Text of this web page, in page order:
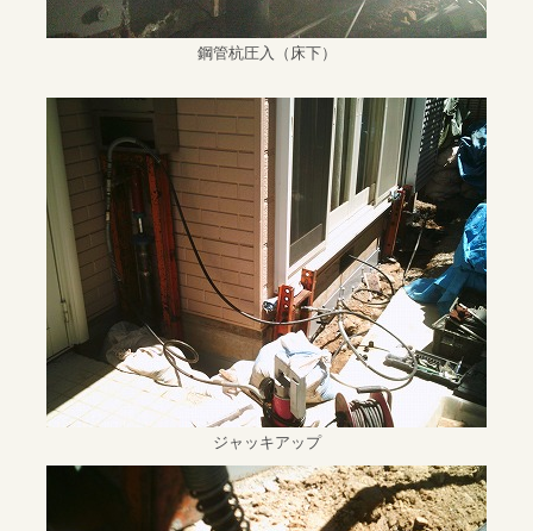
鋼管杭圧入（床下）
ジャッキアップ